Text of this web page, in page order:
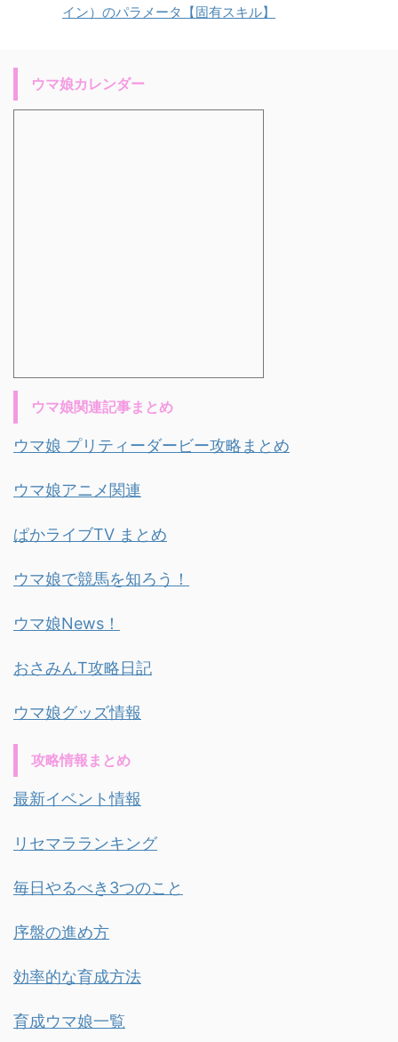
イン）のパラメータ【固有スキル】
ウマ娘カレンダー
ウマ娘関連記事まとめ
ウマ娘 プリティーダービー攻略まとめ
ウマ娘アニメ関連
ぱかライブTV まとめ
ウマ娘で競馬を知ろう！
ウマ娘News！
おさみんT攻略日記
ウマ娘グッズ情報
攻略情報まとめ
最新イベント情報
リセマラランキング
毎日やるべき3つのこと
序盤の進め方
効率的な育成方法
育成ウマ娘一覧